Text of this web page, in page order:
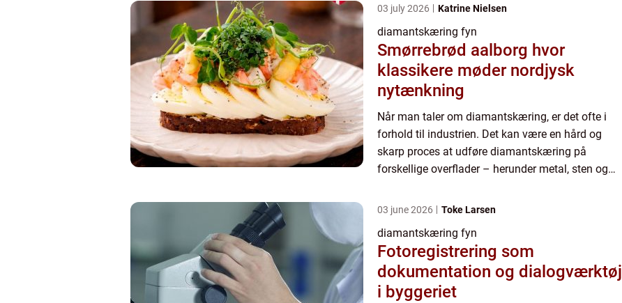
03 july 2026 Katrine Nielsen
diamantskæring fyn
Smørrebrød aalborg hvor
klassikere møder nordjysk
nytænkning
Når man taler om diamantskæring, er det ofte i
forhold til industrien. Det kan være en hård og
skarp proces at udføre diamantskæring på
forskellige overflader – herunder metal, sten og
diamantskæri...
03 june 2026 Toke Larsen
diamantskæring fyn
Fotoregistrering som
dokumentation og dialogværktøj
i byggeriet